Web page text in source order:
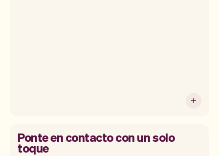
Ponte en contacto con un solo
toque